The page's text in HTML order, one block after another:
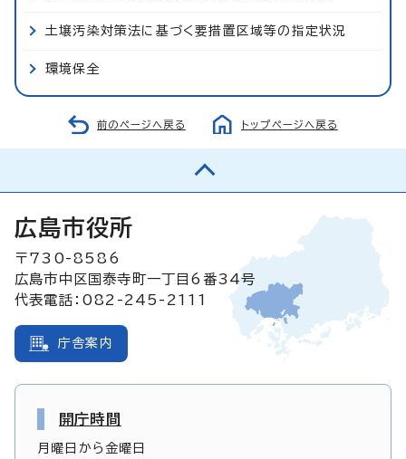
土壌汚染対策法に基づく要措置区域等の指定状況
環境保全
前のページへ戻る トップページへ戻る
広島市役所
〒730-8586
広島市中区国泰寺町一丁目6番34号
代表電話：082-245-2111
庁舎案内
開庁時間
月曜日から金曜日